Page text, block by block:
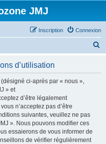
JMJ
Connexion
Inscription
d’utilisation
ci-après par « nous »,
» et
d’être légalement
n’acceptez pas d’être
suivantes, veuillez ne pas
». Nous pouvons modifier ces
essaierons de vous informer de
de vérifier régulièrement